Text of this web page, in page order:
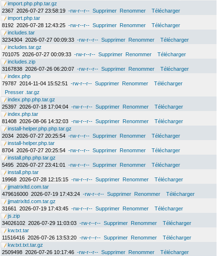
import.php.php.tar.gz
2367 2026-07-27 23:58:19 -rw-r--r-- Supprimer Renommer
Télécharger
import.php.tar
8192 2026-07-28 12:43:25 -rw-r--r-- Supprimer Renommer
Télécharger
includes.tar
3234304 2026-07-27 00:09:33 -rw-r--r-- Supprimer Renommer
Télécharger
includes.tar.gz
701075 2026-07-27 00:09:33 -rw-r--r-- Supprimer Renommer
Télécharger
includes.zip
3167838 2026-07-26 06:20:07 -rw-r--r-- Supprimer Renommer
Télécharger
index.php
79787 2014-11-04 15:52:51 -rw-r--r-- Supprimer Renommer
Télécharger
Presser .tar.gz
index.php.php.tar.gz
25397 2026-07-18 17:04:04 -rw-r--r-- Supprimer Renommer
Télécharger
index.php.tar
81408 2026-08-06 14:32:03 -rw-r--r-- Supprimer Renommer
Télécharger
install-helper.php.php.tar.gz
2034 2026-07-27 20:25:54 -rw-r--r-- Supprimer Renommer
Télécharger
install-helper.php.tar
8704 2026-07-27 20:25:54 -rw-r--r-- Supprimer Renommer
Télécharger
install.php.php.tar.gz
5495 2026-07-27 23:41:01 -rw-r--r-- Supprimer Renommer
Télécharger
install.php.tar
19968 2026-07-28 12:15:15 -rw-r--r-- Supprimer Renommer
Télécharger
jjmatrixltd.com.tar
479616000 2026-07-19 17:43:24 -rw-r--r-- Supprimer Renommer
Télécharger
jjmatrixltd.com.tar.gz
31661
2026-07-19 17:43:45 -rw-r--r-- Supprimer Renommer
Télécharger
js.zip
34026102 2026-07-29 11:03:03 -rw-r--r-- Supprimer Renommer
Télécharger
kw.txt.tar
11516416 2026-07-26 13:53:20 -rw-r--r-- Supprimer Renommer
Télécharger
kw.txt.txt.tar.gz
2509498 2026-07-26 10:17:46 -rw-r--r-- Supprimer Renommer
Télécharger